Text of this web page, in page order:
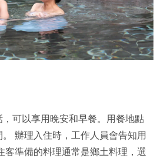
可以享用晚安和早餐。用餐地點
辦理入住時，工作人員會告知用
客準備的料理通常是鄉土料理，選